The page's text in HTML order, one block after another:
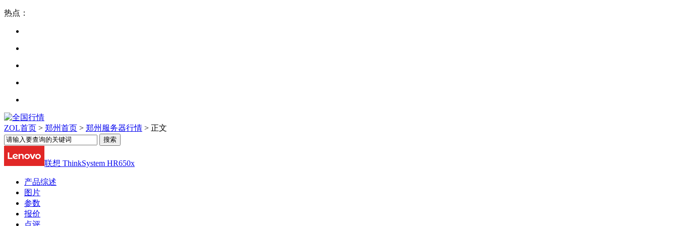
热点：
ZOL首页 > 郑州首页 > 郑州服务器行情 > 正文
联想 ThinkSystem HR650x
产品综述
图片
参数
报价
点评